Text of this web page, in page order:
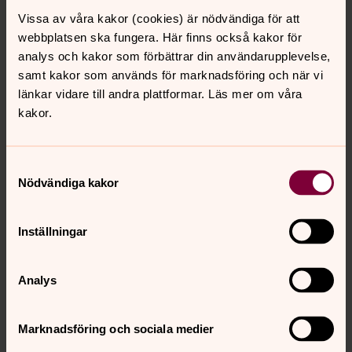
Vissa av våra kakor (cookies) är nödvändiga för att
webbplatsen ska fungera. Här finns också kakor för
analys och kakor som förbättrar din användarupplevelse,
samt kakor som används för marknadsföring och när vi
länkar vidare till andra plattformar. Läs mer om våra
kakor.
Nödvändiga kakor
Inställningar
Analys
Marknadsföring och sociala medier
sammanhållna kulturarv. Kyrkobyggnaderna är fulla av
historia och föremål av olika slag rymmer många
berättelser.
Bebyggelseregistret
kommuner, universitet och högskolor i samverkan med
Kulturarv är materiella och immateriella spår av mänsklig
uttryck, objekt eller företeelser. Kulturmiljö är hela den av
människor påverkade miljön, till exempel en enskild